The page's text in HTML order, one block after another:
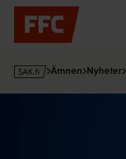
Hoppa
innehållet
s
Ämnen Nyheter